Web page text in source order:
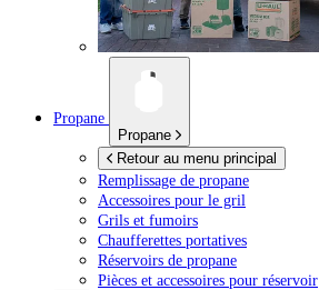
Propane
Propane
Retour au menu principal
Remplissage de propane
Accessoires pour le gril
Grils et fumoirs
Chaufferettes portatives
Réservoirs de propane
Pièces et accessoires pour réservoir